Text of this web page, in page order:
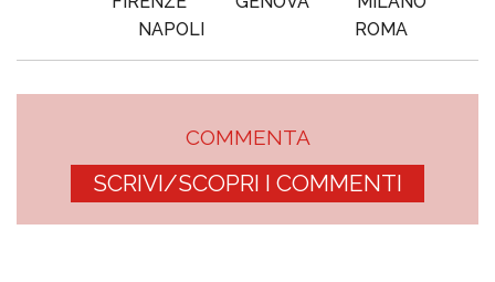
NAPOLI
ROMA
COMMENTA
SCRIVI/SCOPRI I COMMENTI